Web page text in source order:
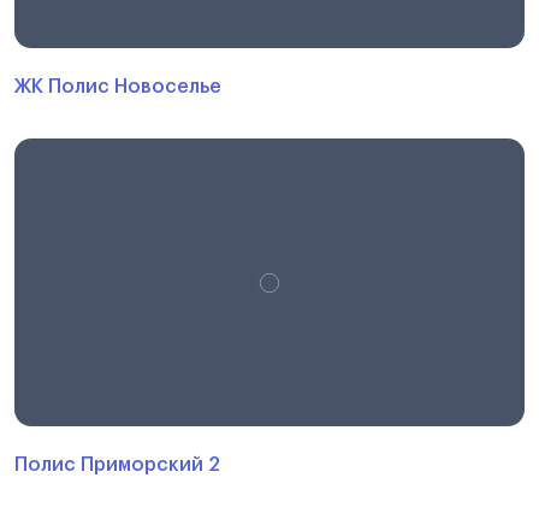
ЖК Полис Новоселье
Полис Приморский 2